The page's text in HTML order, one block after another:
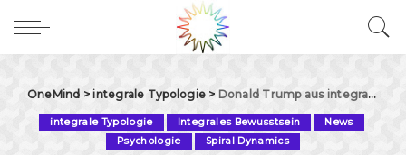
OneMind >integrale Typologie> Donald Trump aus integraler Sicht (Linien der Entwicklung, Enneagramm) – Umfrage
integrale Typologie Integrales Bewusstsein
News
Psychologie
Spiral Dynamics